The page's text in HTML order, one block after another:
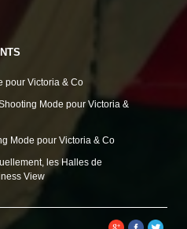
pour Victoria & Co
Mode pour Victoria &
Mode pour Victoria & Co
les Halles de
View